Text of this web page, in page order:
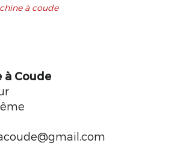
à coude
à Coude